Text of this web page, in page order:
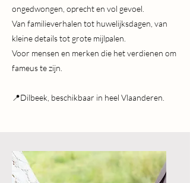
ongedwongen, oprecht en vol gevoel.
Van familieverhalen tot huwelijksdagen, van
kleine details tot grote mijlpalen.
Voor mensen en merken die het verdienen om
fameus te zijn.
📍Dilbeek, beschikbaar in heel Vlaanderen.